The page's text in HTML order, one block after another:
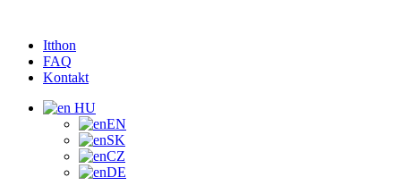
Itthon
FAQ
Kontakt
HU
EN
SK
CZ
DE